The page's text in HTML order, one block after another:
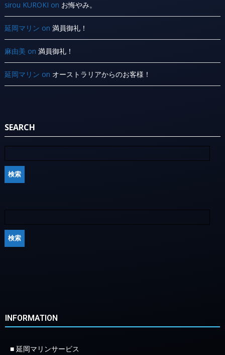
sirou KUROKI on お悔やみ。
延岡マリン on 満員御礼！
麻由美 on 満員御礼！
延岡マリン on オーストラリアからのお客様！
SEARCH
INFORMATION
■ 延岡マリンサービス